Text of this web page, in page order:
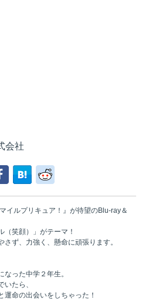
会社
イルプリキュア！』が待望のBlu-ray＆
（笑顔）」がテーマ！
ず、力強く、懸命に頑張ります。
った中学２年生。
たら、
命の出会いをしちゃった！